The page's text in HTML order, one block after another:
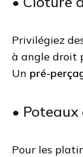
Privilégiez
à angle droit
Un pré-
•
Pour les